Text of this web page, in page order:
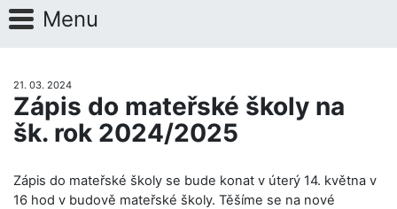
Menu
21. 03. 2024
Zápis do mateřské školy na
šk. rok 2024/2025
Zápis do mateřské školy se bude konat v úterý 14. května v
16 hod v budově mateřské školy. Těšíme se na nové